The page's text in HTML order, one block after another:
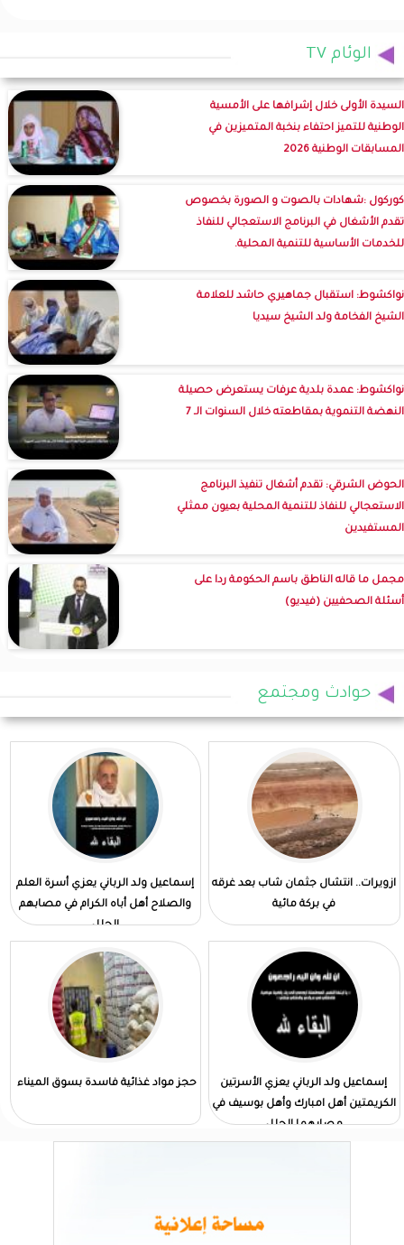
الوئام TV
السيدة الأولى خلال إشرافها على الأمسية
الوطنية للتميز احتفاء بنخبة المتميزين في
المسابقات الوطنية 2026
كوركول :شهادات بالصوت و الصورة بخصوص
تقدم الأشغال في البرنامج الاستعجالي للنفاذ
للخدمات الأساسية للتنمية المحلية.
نواكشوط: استقبال جماهيري حاشد للعلامة
الشيخ الفخامة ولد الشيخ سيديا
نواكشوط: عمدة بلدية عرفات يستعرض حصيلة
النهضة التنموية بمقاطعته خلال السنوات الـ 7
الحوض الشرقي: تقدم أشغال تنفيذ البرنامج
الاستعجالي للنفاذ للتنمية المحلية بعيون ممثلي
المستفيدين
مجمل ما قاله الناطق باسم الحكومة ردا على
أسئلة الصحفيين (فيديو)
حوادث ومجتمع
ازويرات.. انتشال جثمان شاب بعد غرقه
في بركة مائية
إسماعيل ولد الرباني يعزي أسرة العلم
والصلاح أهل أباه الكرام في مصابهم
الجلل
إسماعيل ولد الرباني يعزي الأسرتين
الكريمتين أهل امبارك وأهل بوسيف في
مصابهما الجلل
حجز مواد غذائية فاسدة بسوق الميناء